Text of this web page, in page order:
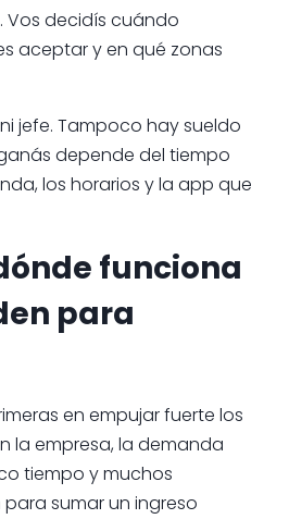
Vos decidís cuándo
aceptar y en qué zonas
jefe. Tampoco hay sueldo
depende del tiempo
los horarios y la app que
funciona
para
en empujar fuerte los
la empresa, la demanda
tiempo y muchos
sumar un ingreso